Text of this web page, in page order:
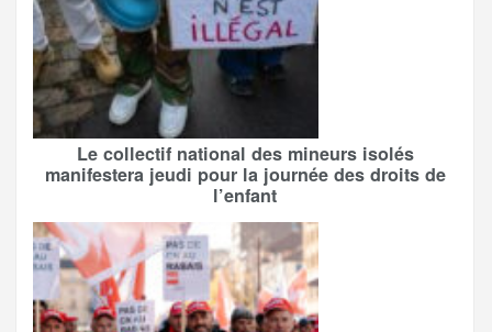
Le collectif national des mineurs isolés
manifestera jeudi pour la journée des droits de
l’enfant